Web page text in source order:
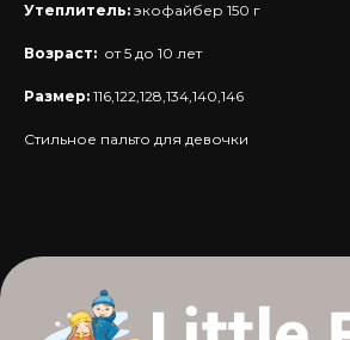
Утеплитель: экофайбер 150 г
Возраст: от 5 до 10 лет
Размер: 116,122,128,134,140,146
Стильное пальто для девочки
Почта: littlefil55@mail.ru
+7 (913) 607-12-55
Реквизиты
ИП Яворская Т. А.